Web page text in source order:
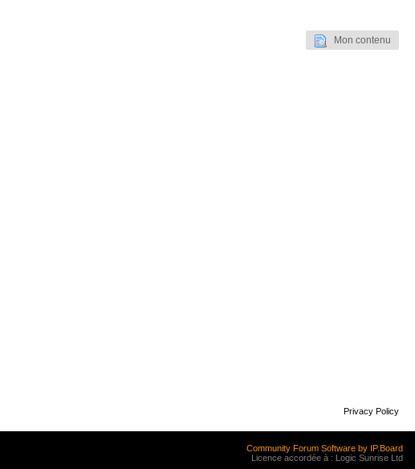
Mon contenu
Privacy Policy
Community Forum Software by IP.Board
Licence accordée à : Logic Sunrise Ltd